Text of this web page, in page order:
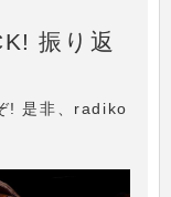
振り返
! 是非、radiko